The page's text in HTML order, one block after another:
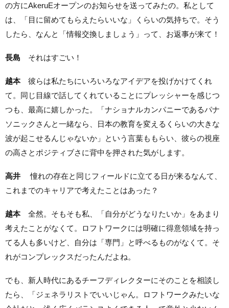
の方にAkeruEオープンのお知らせを送ってみたの。私として
は、「目に留めてもらえたらいいな」くらいの気持ちで。そう
したら、なんと「情報交換しましょう」って、お返事が来て！
長島 それはすごい！
越本
彼らは私たちにいろいろなアイデアを投げかけてくれ
て。同じ目線で話してくれていることにプレッシャーを感じつ
つも、最高に嬉しかった。
「ナショナルカンパニーであるパナ
ソニックさんと一緒なら、日本の教育を変えるくらいの大きな
波が起こせるんじゃないか」という言葉ももらい、彼らの視座
の高さとポジティブさに背中を押された気がします。
高井 憧れの存在と同じフィールドに立てる日が来るなんて、
これまでのキャリアで考えたことはあった？
越本全然。そもそも私、「自分がどうなりたいか」をあまり
考えたことがなくて。ロフトワークには明確に得意領域を持っ
てる人も多いけど、自分は「専門」と呼べるものがなくて。そ
れがコンプレックスだったんだよね。
でも、新人時代にあるチーフディレクターにそのことを相談し
たら、「ジェネラリストでいいじゃん。ロフトワークみたいな